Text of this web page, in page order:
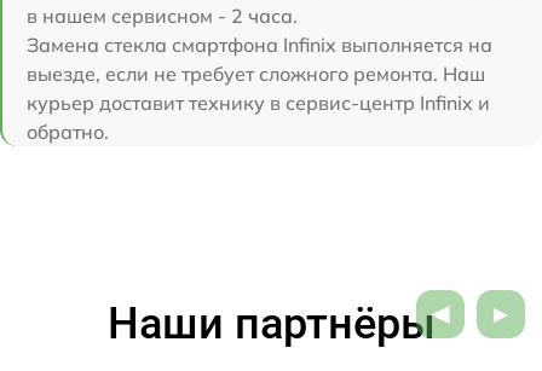
в нашем сервисном - 2 часа.
Замена стекла смартфона Infinix выполняется на
выезде, если не требует сложного ремонта. Наш
курьер доставит технику в сервис-центр Infinix и
обратно.
Наши партнёры